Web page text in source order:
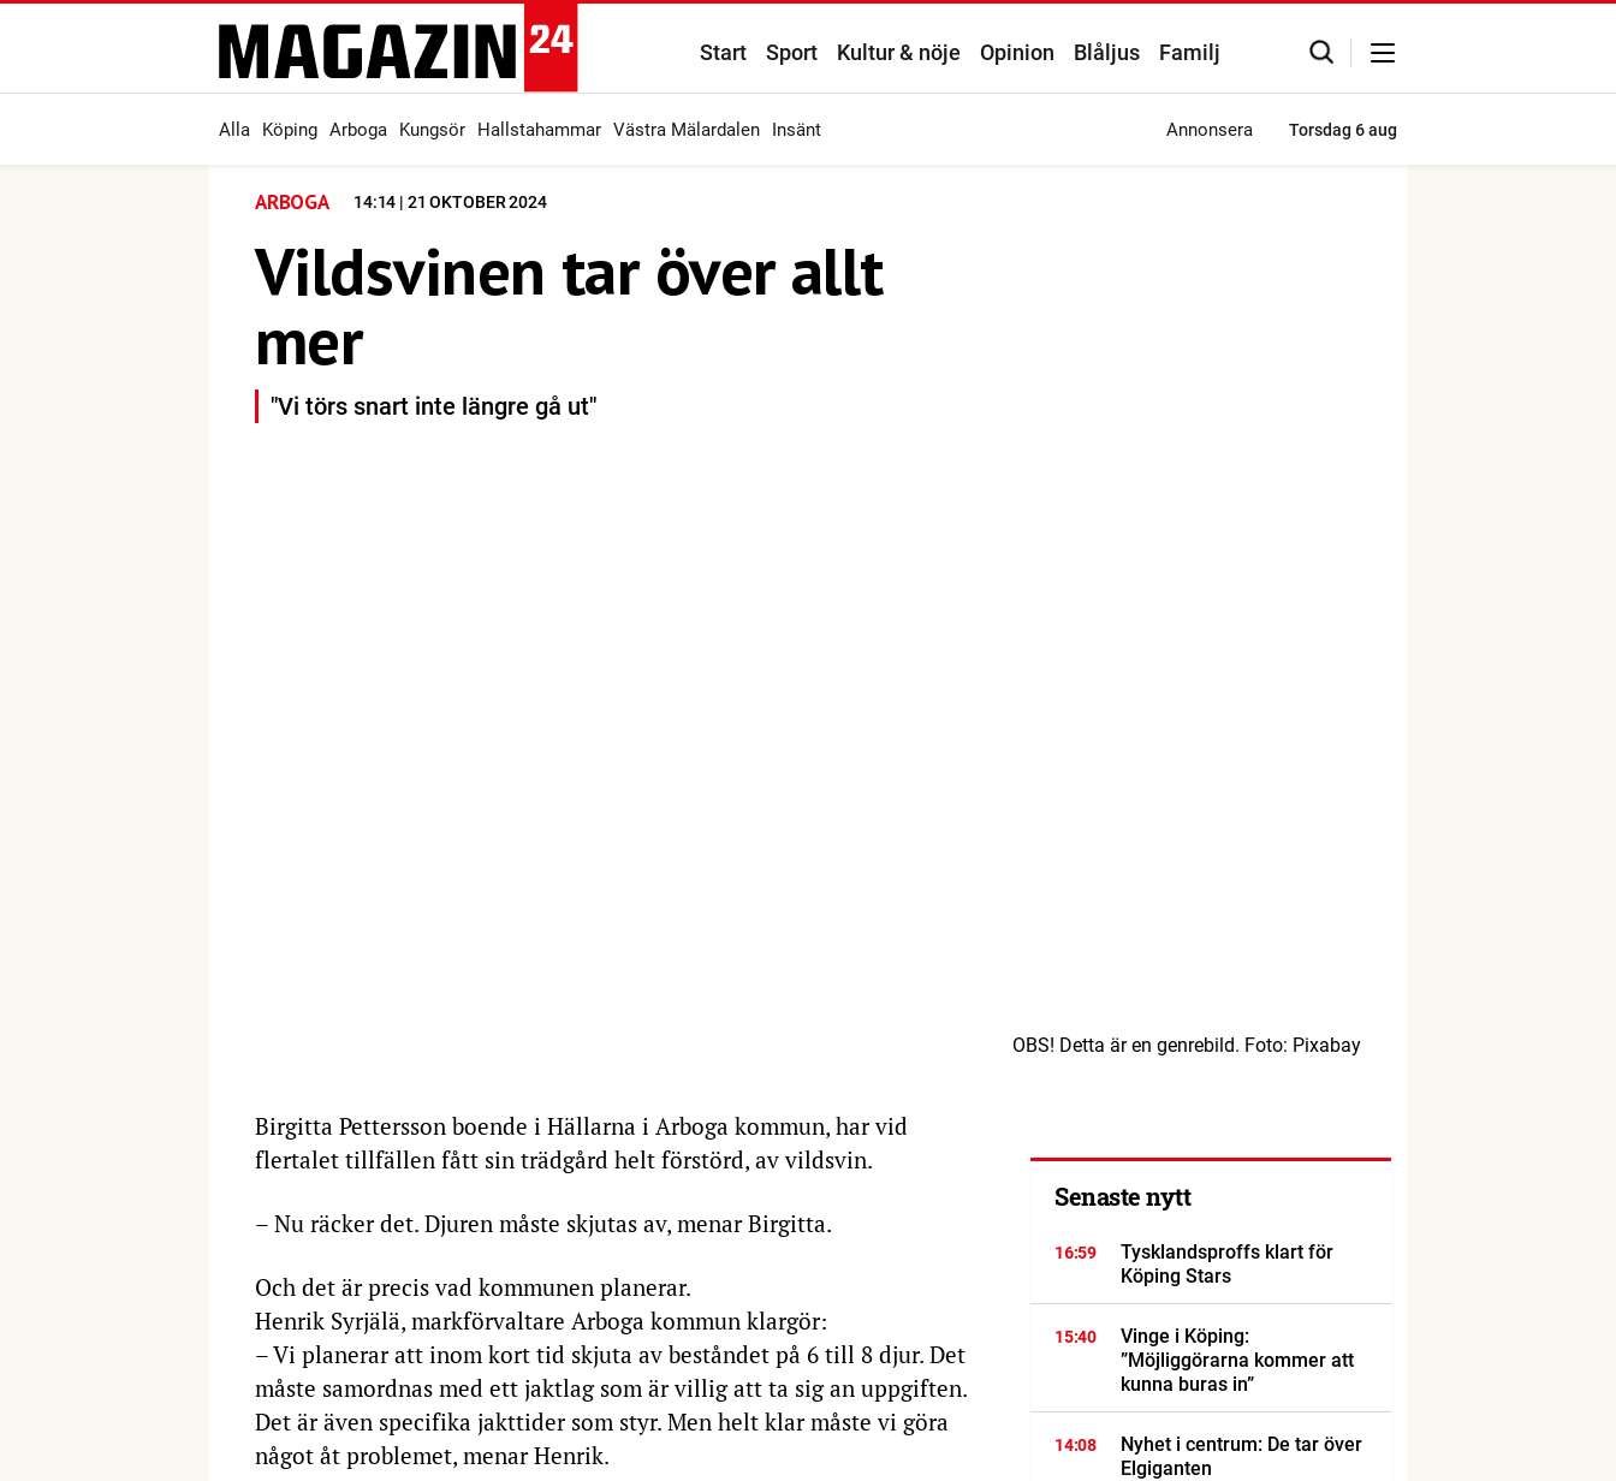
Start Sport Kultur & nöje Opinion Blåljus Familj
Alla Köping Arboga Kungsör Hallstahammar Västra Mälardalen Insänt Annonsera Torsdag 6 aug
ARBOGA 14:14 | 21 OKTOBER 2024
Vildsvinen tar över allt
mer
"Vi törs snart inte längre gå ut"
OBS! Detta är en genrebild. Foto: Pixabay
Birgitta Pettersson boende i Hällarna i Arboga kommun, har vid
flertalet tillfällen fått sin trädgård helt förstörd, av vildsvin.
– Nu räcker det. Djuren måste skjutas av, menar Birgitta.
Och det är precis vad kommunen planerar.
Henrik Syrjälä, markförvaltare Arboga kommun klargör:
– Vi planerar att inom kort tid skjuta av beståndet på 6 till 8 djur. Det
måste samordnas med ett jaktlag som är villig att ta sig an uppgiften.
Det är även specifika jakttider som styr. Men helt klar måste vi göra
något åt problemet, menar Henrik.
Senaste nytt
16:59
Tysklandsproffs klart för
Köping Stars
15:40
Vinge i Köping:
”Möjliggörarna kommer att
kunna buras in”
14:08
Nyhet i centrum: De tar över
Elgiganten